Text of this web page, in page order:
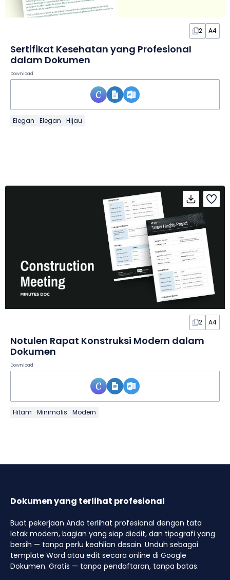
2 A4
Sertifikat Kesehatan yang Profesional
dalam Dokumen
Download
Elegan Elegan Hijau
2 A4
Notulen Rapat Konstruksi Modern dalam
Dokumen
Download
Hitam Minimalis Modern
Dokumen yang terlihat profesional
Buat pekerjaan Anda terlihat profesional dengan tata
letak modern, bagian yang siap diedit, dan tipografi yang
bersih — tanpa perlu keahlian desain. Unduh sebagai
template Word atau edit secara online di Google
Dokumen. Gratis — tanpa pendaftaran, tanpa batas.